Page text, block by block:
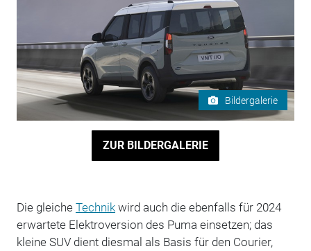
Bildergalerie
ZUR BILDERGALERIE
Die gleiche Technikwird auch die ebenfalls für 2024
erwartete Elektroversion des Puma einsetzen; das
kleine SUV dient diesmal als Basis für den Courier,